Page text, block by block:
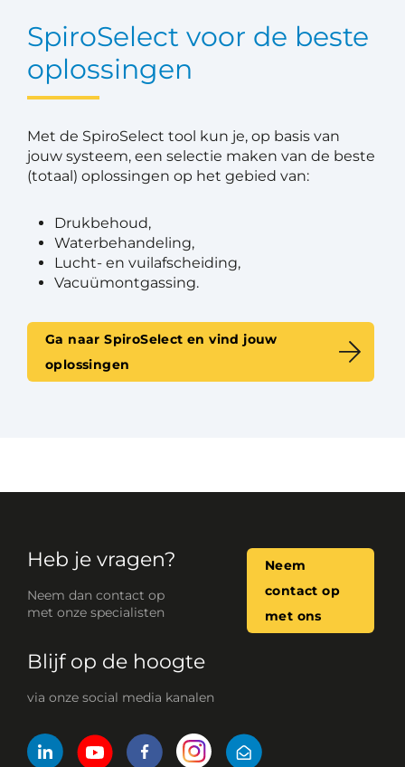
SpiroSelect voor de beste
oplossingen
Met de SpiroSelect tool kun je, op basis van
jouw systeem, een selectie maken van de beste
(totaal) oplossingen op het gebied van:
Drukbehoud,
Waterbehandeling,
Lucht- en vuilafscheiding,
Vacuümontgassing.
Ga naar SpiroSelect en vind jouw
oplossingen
Heb je vragen?
Neem dan contact op
met onze specialisten
Neem
contact op
met ons
Blijf op de hoogte
via onze social media kanalen